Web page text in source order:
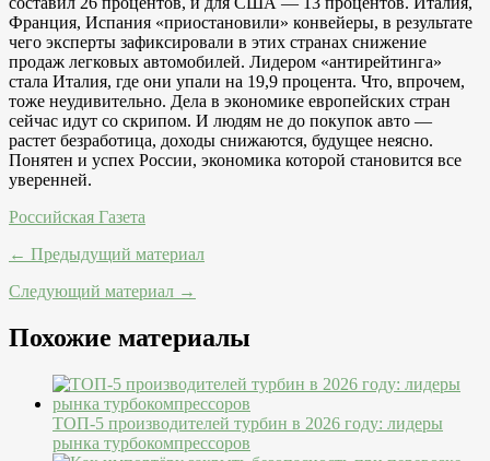
Франция, Испания «приостановили» конвейеры, в результате
чего эксперты зафиксировали в этих странах снижение
продаж легковых автомобилей. Лидером «антирейтинга»
стала Италия, где они упали на 19,9 процента. Что, впрочем,
тоже неудивительно. Дела в экономике европейских стран
сейчас идут со скрипом. И людям не до покупок авто —
растет безработица, доходы снижаются, будущее неясно.
Понятен и успех России, экономика которой становится все
уверенней.
Российская Газета
← Предыдущий материал
Следующий материал →
Похожие материалы
ТОП-5 производителей турбин в 2026 году: лидеры
рынка турбокомпрессоров